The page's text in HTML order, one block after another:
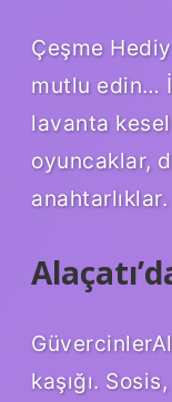
Çeşme
mutlu edin…
lavanta
oyuncaklar,
anahtarlıklar.
kaşığı.